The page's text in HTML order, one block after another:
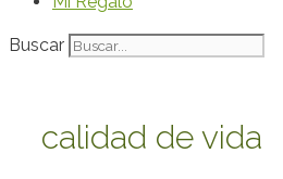
Buscar
calidad de vida